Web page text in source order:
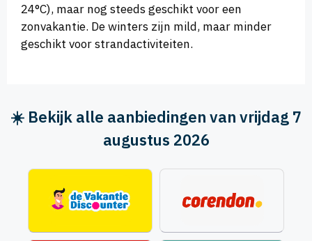
24°C), maar nog steeds geschikt voor een
zonvakantie. De winters zijn mild, maar minder
geschikt voor strandactiviteiten.
☀️ Bekijk alle aanbiedingen van vrijdag 7
augustus 2026